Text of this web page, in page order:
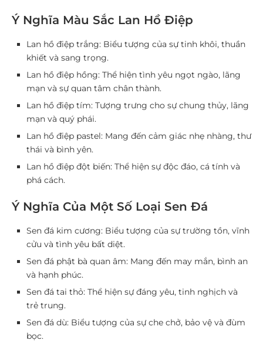
Ý Nghĩa Màu Sắc Lan Hồ Điệp
Lan hồ điệp trắng: Biểu tượng của sự tinh khôi, thuần
khiết và sang trọng.
Lan hồ điệp hồng: Thể hiện tình yêu ngọt ngào, lãng
mạn và sự quan tâm chân thành.
Lan hồ điệp tím: Tượng trưng cho sự chung thủy, lãng
mạn và quý phái.
Lan hồ điệp pastel: Mang đến cảm giác nhẹ nhàng, thư
thái và bình yên.
Lan hồ điệp đột biến: Thể hiện sự độc đáo, cá tính và
phá cách.
Ý Nghĩa Của Một Số Loại Sen Đá
Sen đá kim cương: Biểu tượng của sự trường tồn, vĩnh
cửu và tình yêu bất diệt.
Sen đá phật bà quan âm: Mang đến may mắn, bình an
và hạnh phúc.
Sen đá tai thỏ: Thể hiện sự đáng yêu, tinh nghịch và
trẻ trung.
Sen đá dù: Biểu tượng của sự che chở, bảo vệ và đùm
bọc.